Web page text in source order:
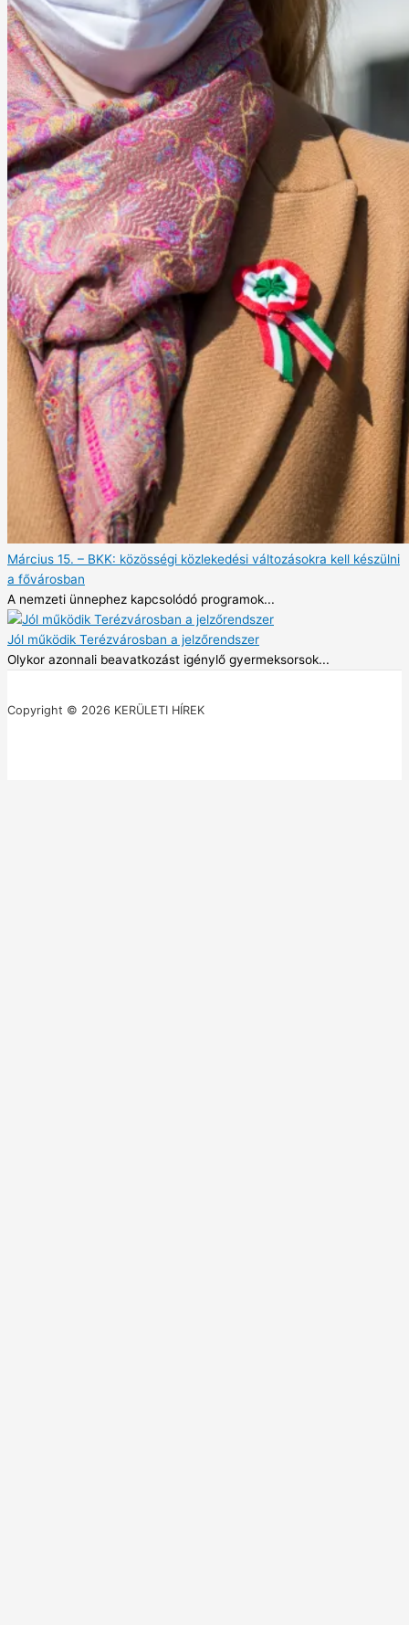
Március 15. – BKK: közösségi közlekedési változásokra kell készülni
a fővárosban
A nemzeti ünnephez kapcsolódó programok...
Jól működik Terézvárosban a jelzőrendszer
Olykor azonnali beavatkozást igénylő gyermeksorsok...
Copyright © 2026 KERÜLETI HÍREK